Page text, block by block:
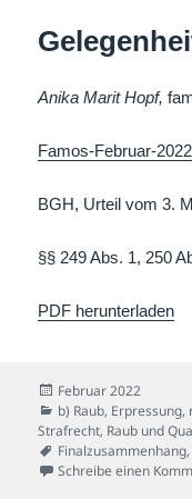
Anika Marit Hopf,
Famos-Februar-2022
BGH, Urteil vom 3.
§§ 249 Abs. 1, 250
PDF herunterladen
Veröffentlicht
am
Februar 2022
Kategorien
b) Raub,
Strafrecht, Raub und
Schlagwörter
Finalzusammenhang,
Schreibe einen